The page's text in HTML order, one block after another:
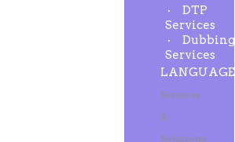
DTP
Services
Dubbing
Services
LANGUAGE
Services
&
Solutions